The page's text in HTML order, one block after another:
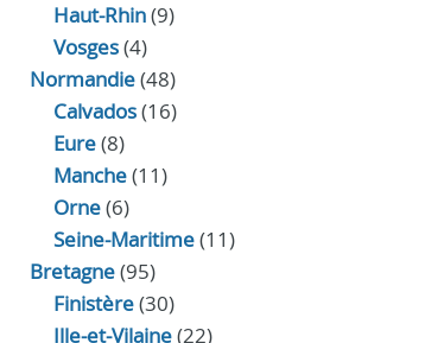
Haut-Rhin(9)
Vosges(4)
Normandie(48)
Calvados(16)
Eure(8)
Manche(11)
Orne(6)
Seine-Maritime(11)
Bretagne(95)
Finistère(30)
Ille-et-Vilaine(22)